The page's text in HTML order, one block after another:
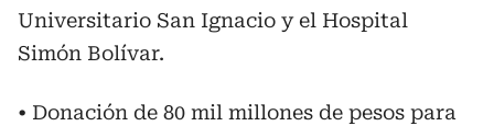
Universitario San Ignacio y el Hospital
Simón Bolívar.
• Donación de 80 mil millones de pesos para